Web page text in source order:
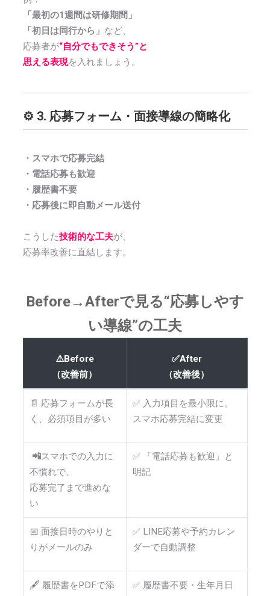
「最初の1週間は研修期間」
「初日は同行から」 など、
応募者が“自分でもできそう”と
思える表現を入れましょう。
⚙️ 3. 応募フォーム・面接導線の簡略化
・スマホで応募完結
・電話応募も歓迎
・履歴書不要
・応募後に即自動メール送付
こうした技術的な工夫が、
応募率改善に直結します。
Before→Afterで見る“応募しやす
い導線”の工夫
⚠️Before
（改善前）
✅After
（改善後）
📄 応募フォームが長
く、必須項目が多い
✅ 入力項目を最小限に。
スマホ応募完結に変更
📲スマホでの入力に
不慣れで、
応募完了まで進めな
い
✅ 「電話応募も歓迎」と
明記
📅 面接日時のやりと
りがメールのみ
✅ LINE応募や予約カレン
ダーで自動調整
🖋 履歴書をPDFで添
✅ 履歴書不要・生年月日